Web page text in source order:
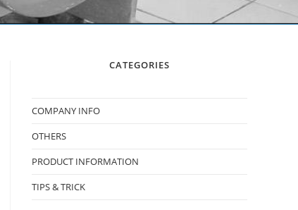
CATEGORIES
COMPANY INFO
OTHERS
PRODUCT INFORMATION
TIPS & TRICK